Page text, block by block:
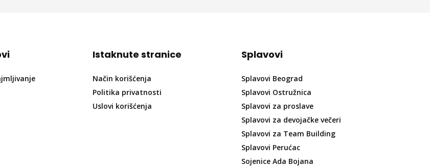
Istaknute stranice
Način korišćenja
Politika privatnosti
Uslovi korišćenja
Splavovi
Splavovi Beograd
Splavovi Ostružnica
Splavovi za proslave
Splavovi za devojačke večeri
Splavovi za Team Building
Splavovi Perućac
Sojenice Ada Bojana